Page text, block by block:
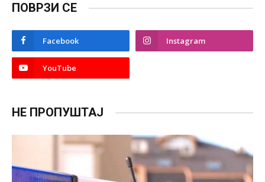
ПОВРЗИ СЕ
Facebook Instagram
YouTube
НЕ ПРОПУШТАЈ